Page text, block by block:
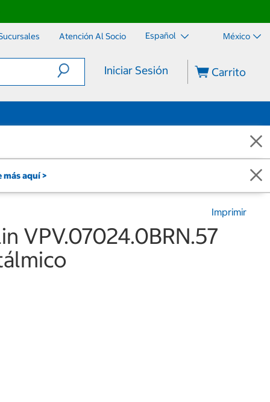
Atención Al Socio Español México
Iniciar Sesión Carrito
más aquí >
Imprimir
VPV.07024.0BRN.57